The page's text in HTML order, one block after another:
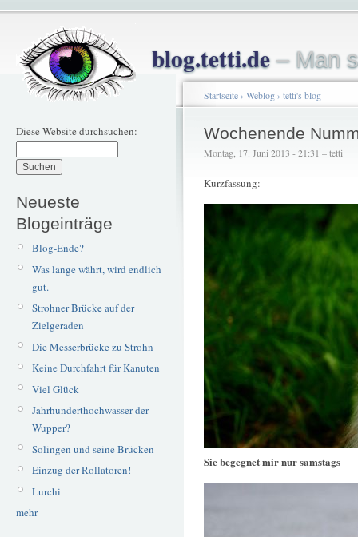
blog.tetti.de– Man
Diese Website durchsuchen:
Neueste
Blogeinträge
Blog-Ende?
Was lange währt, wird endlich
gut.
Strohner Brücke auf der
Zielgeraden
Die Messerbrücke zu Strohn
Keine Durchfahrt für Kanuten
Viel Glück
Jahrhunderthochwasser der
Wupper?
Solingen und seine Brücken
Einzug der Rollatoren!
Lurchi
mehr
Startseite› Weblog› tetti's blog
Wochenende
Montag, 17. Juni 2013 - 21:31 – tetti
Kurzfassung:
Sie begegnet mir nur samstags